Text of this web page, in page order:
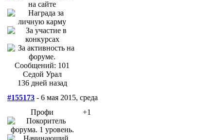
Сообщений: 101
Седой Урал
136 дней назад
#155173 - 6 мая 2015, среда
Профи
+1